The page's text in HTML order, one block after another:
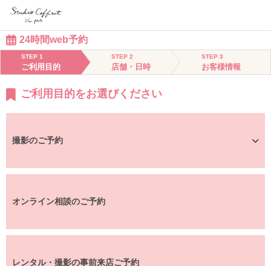
24時間web予約
STEP 1
ご利用目的
STEP 2
店舗・日時
STEP 3
お客様情報
ご利用目的をお選びください
撮影のご予約
オンライン相談のご予約
レンタル・撮影の事前来店ご予約